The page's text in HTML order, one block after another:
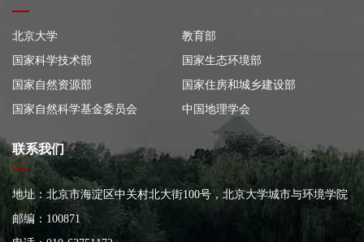
北京大学
教育部
国家科学技术部
国家生态环境部
国家自然资源部
国家住房和城乡建设部
国家自然科学基金委员会
中国地理学会
联系我们
地址：北京市海淀区中关村北大街100号，北京大学城市与环境学院
大楼
邮编：100871